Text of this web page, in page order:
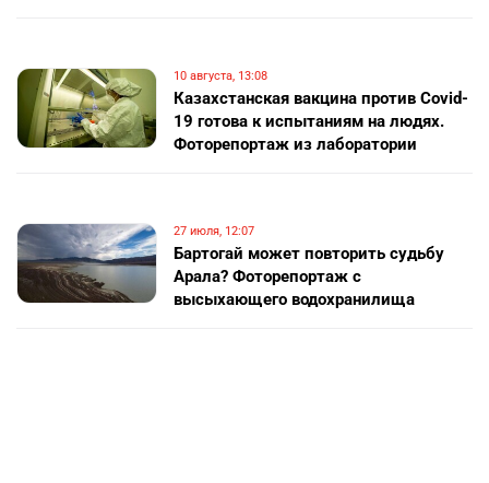
10 августа, 13:08
Казахстанская вакцина против Covid-
19 готова к испытаниям на людях.
Фоторепортаж из лаборатории
27 июля, 12:07
Бартогай может повторить судьбу
Арала? Фоторепортаж с
высыхающего водохранилища